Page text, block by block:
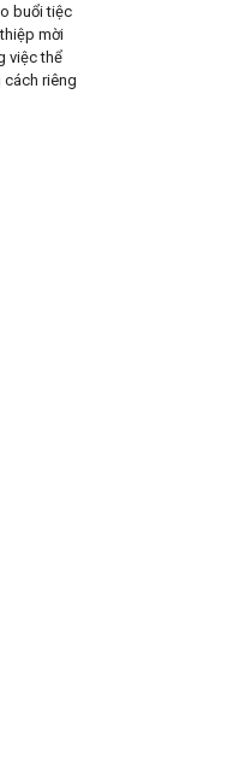
buổi tiệc
mời
việc thể
cách riêng